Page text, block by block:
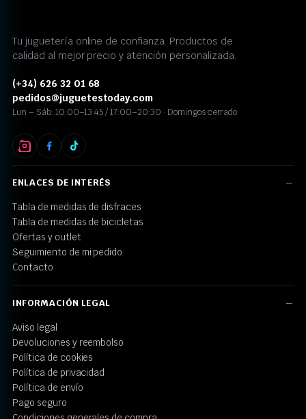
Tu juguetería online de confianza. Productos de
calidad al mejor precio y atención personalizada.
(+34) 626 32 01 68
pedidos@juguetestoday.com
Lun – Sáb: 10:00–13:45 / 17:00–20:30 · Domingos cerrado
ENLACES DE INTERÉS
Tabla de medidas de disfraces
Tabla de medidas de bicicletas
Ofertas y outlet
Seguimiento de mi pedido
Contacto
INFORMACIÓN LEGAL
Aviso legal
Devoluciones y reembolso
Política de cookies
Política de privacidad
Política de envío
Pago seguro